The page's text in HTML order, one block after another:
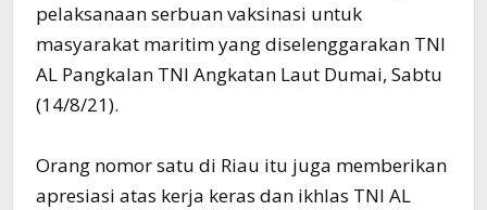
pelaksanaan serbuan vaksinasi untuk
masyarakat maritim yang diselenggarakan TNI
AL Pangkalan TNI Angkatan Laut Dumai, Sabtu
(14/8/21).
Orang nomor satu di Riau itu juga memberikan
apresiasi atas kerja keras dan ikhlas TNI AL